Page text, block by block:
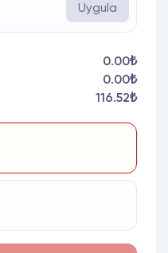
Uygula
0.00₺
0.00₺
116.52₺